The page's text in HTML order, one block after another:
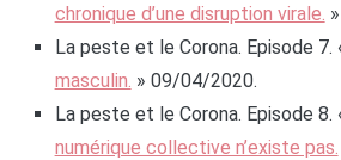
chronique d’une disruption virale.
La peste et le Corona. Episode 7.
masculin. » 09/04/2020.
La peste et le Corona. Episode 8.
numérique collective n’existe pas.